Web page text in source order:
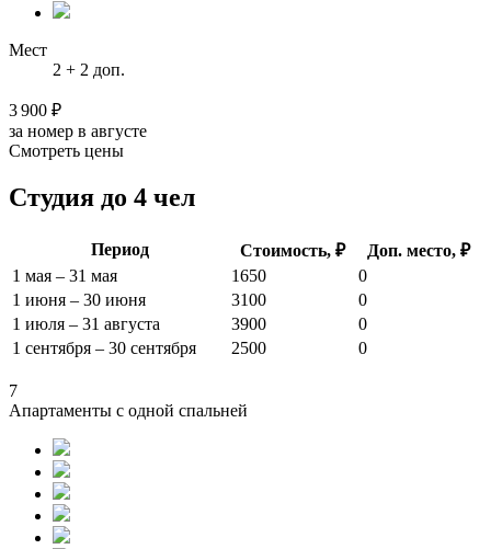
Мест
2 + 2 доп.
3 900 ₽
за номер в августе
Смотреть цены
Студия до 4 чел
Период Стоимость, ₽
Доп. место, ₽
1 мая – 31 мая
1650
0
1 июня – 30 июня
3100
0
1 июля – 31 августа
3900
0
1 сентября – 30 сентября
2500 0
7
Апартаменты с одной спальней